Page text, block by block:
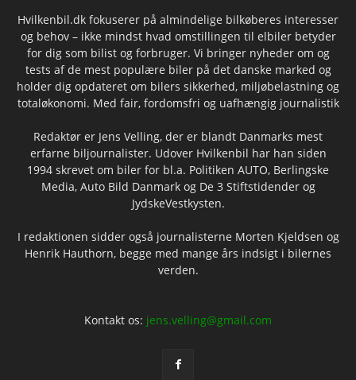
Hvilkenbil.dk fokuserer på almindelige bilkøberes interesser
og behov – ikke mindst hvad omstillingen til elbiler betyder
for dig som bilist og forbruger. Vi bringer nyheder om og
tests af de mest populære biler på det danske marked og
holder dig opdateret om bilers sikkerhed, miljøbelastning og
totaløkonomi. Med fair, fordomsfri og uafhængig journalistik
Redaktør er Jens Velling, der er blandt Danmarks mest
erfarne biljournalister. Udover Hvilkenbil har han siden
1994 skrevet om biler for bl.a. Politiken AUTO, Berlingske
Media, Auto Bild Danmark og De 3 Stiftstidender og
JydskeVestkysten.
I redaktionen sidder også journalisterne Morten Kjeldsen og
Henrik Hauthorn, begge med mange års indsigt i bilernes
verden.
Kontakt os: jens.velling@gmail.com